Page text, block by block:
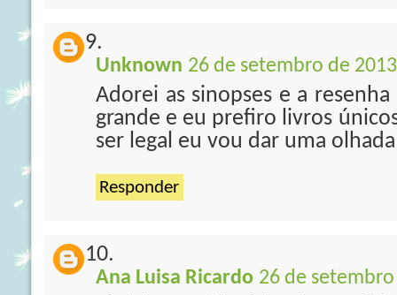
Unknown 26 de setembro de
Adorei as sinopses e a
grande e eu prefiro livros
ser legal eu vou dar uma
Responder
Ana Luisa Ricardo 26 de